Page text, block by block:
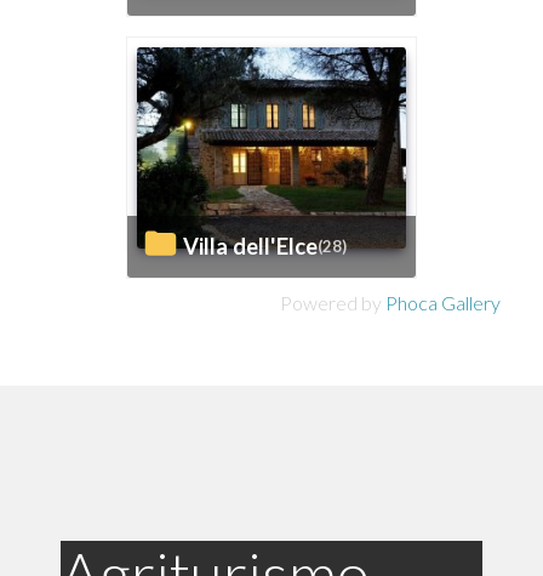
Villa dell'Elce(28)
Powered by Phoca Gallery